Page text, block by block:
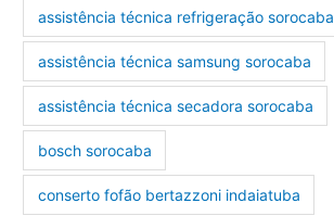
assistência técnica refrigeração sorocaba
assistência técnica samsung sorocaba
assistência técnica secadora sorocaba
bosch sorocaba
conserto fofão bertazzoni indaiatuba